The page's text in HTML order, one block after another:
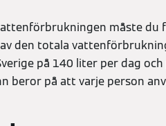
måste
den totala
på 140 liter per dag
beror på att varje person